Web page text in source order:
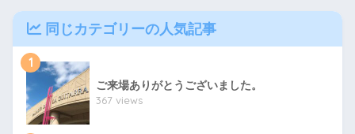
同じカテゴリーの人気記事
1
ご来場ありがとうございました。
367 views